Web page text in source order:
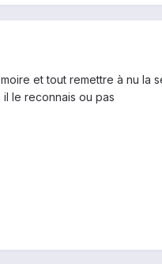
et tout remettre à nu la
le reconnais ou pas